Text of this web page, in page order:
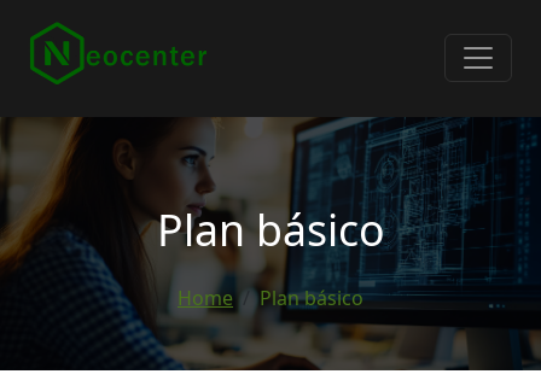
Plan básico
Home Plan básico